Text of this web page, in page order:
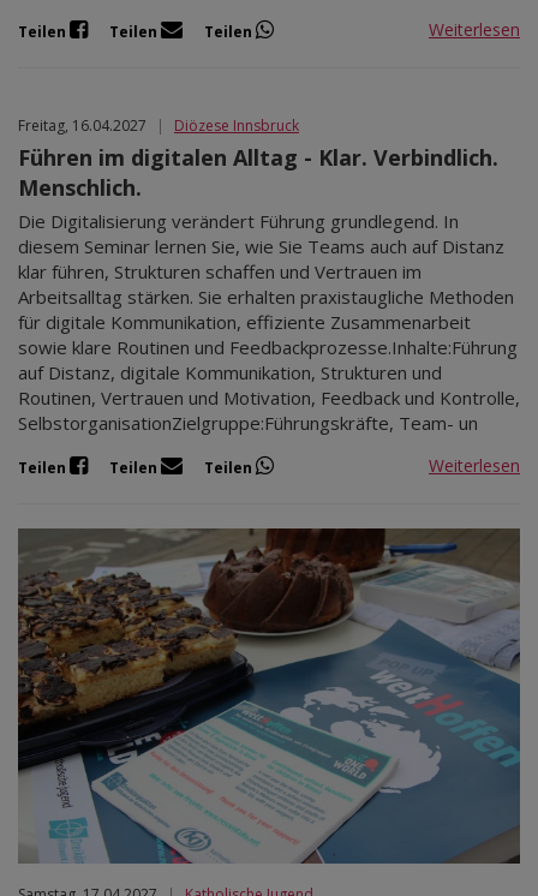
Teilen Teilen Teilen Weiterlesen
Freitag, 16.04.2027 | Diözese Innsbruck
Führen im digitalen Alltag - Klar. Verbindlich.
Menschlich.
Die Digitalisierung verändert Führung grundlegend. In
diesem Seminar lernen Sie, wie Sie Teams auch auf Distanz
klar führen, Strukturen schaffen und Vertrauen im
Arbeitsalltag stärken. Sie erhalten praxistaugliche Methoden
für digitale Kommunikation, effiziente Zusammenarbeit
sowie klare Routinen und Feedbackprozesse.Inhalte:Führung
auf Distanz, digitale Kommunikation, Strukturen und
Routinen, Vertrauen und Motivation, Feedback und Kontrolle,
SelbstorganisationZielgruppe:Führungskräfte, Team- un
Teilen Teilen Teilen Weiterlesen